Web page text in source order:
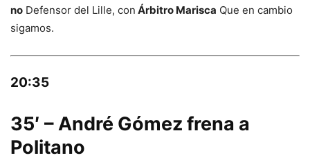
no Defensor del Lille, con Árbitro Marisca Que en cambio
sigamos.
20:35
35′ – André Gómez frena a
Politano